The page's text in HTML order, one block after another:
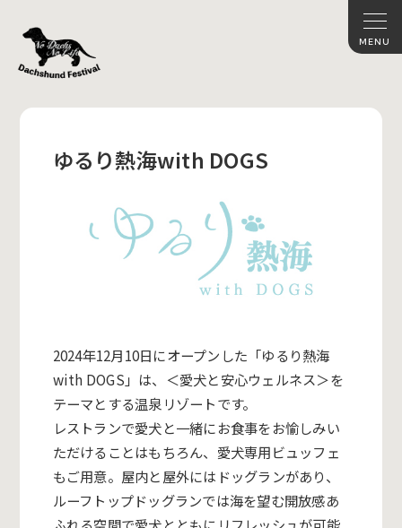
ゆるり熱海with DOGS
2024年12月10日にオープンした「ゆるり熱海
with DOGS」は、＜愛犬と安心ウェルネス＞を
テーマとする温泉リゾートです。
レストランで愛犬と一緒にお食事をお愉しみい
ただけることはもちろん、愛犬専用ビュッフェ
もご用意。屋内と屋外にはドッグランがあり、
ルーフトップドッグランでは海を望む開放感あ